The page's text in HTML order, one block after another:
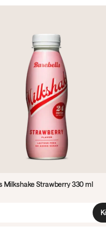
Milkshake Strawberry 330 ml